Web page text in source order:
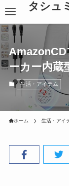
タシュ
ーカー内蔵
生活・アイテム
ホーム 生活・アイ